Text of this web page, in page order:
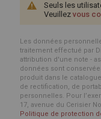
Seuls les
Veuillez vous
Les données
traitement effectué par
attribution d'une note -
données sont
produit dans le
de rectification, de
personnelles. Pour
17, avenue du Cerisier
Politique de protection